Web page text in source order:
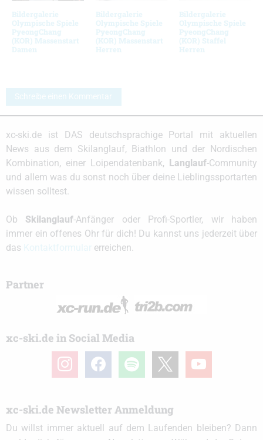
Bildergalerie
Olympische Spiele
PyeongChang
(KOR) Massenstart
Damen
Bildergalerie
Olympische Spiele
PyeongChang
(KOR) Massenstart
Herren
Bildergalerie
Olympische Spiele
PyeongChang
(KOR) Staffel
Herren
Schreibe einen Kommentar
xc-ski.de ist DAS deutschsprachige Portal mit aktuellen
News aus dem Skilanglauf, Biathlon und der Nordischen
Kombination, einer Loipendatenbank,
Langlauf-Community
und allem was du sonst noch über deine Lieblingssportarten
wissen solltest.
Ob Skilanglauf-Anfänger oder Profi-Sportler, wir haben
immer ein offenes Ohr für dich! Du kannst uns jederzeit über
das
erreichen.
Partner
xc-ski.de in Social Media
instagramfacebook spotify youtube
xc-ski.de Newsletter Anmeldung
Du willst immer aktuell auf dem Laufenden bleiben? Dann